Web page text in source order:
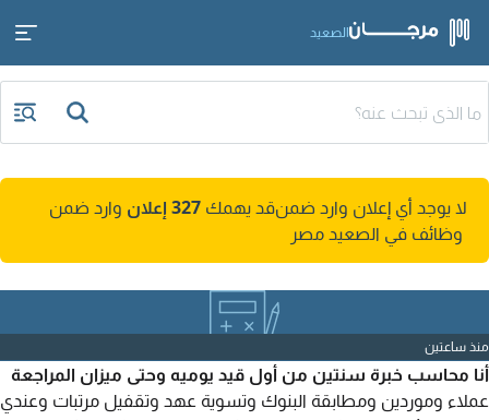
الصعيد
لا يوجد أي إعلان وارد ضمنقد يهمك 327 إعلان
وارد ضمن
وظائف في الصعيد مصر
منذ ساعتين
أنا محاسب خبرة سنتين من أول قيد يوميه وحتى ميزان المراجعة
عملاء وموردين ومطابقة البنوك وتسوية عهد وتقفيل مرتبات وعندي